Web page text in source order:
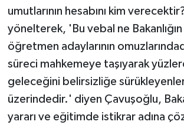
umutlarının hesabını kim
yönelterek, 'Bu vebal ne
öğretmen adaylarının
süreci mahkemeye taşıyarak
geleceğini belirsizliğe
üzerindedir.' diyen Çavuşoğlu,
yararı ve eğitimde istikrar adına